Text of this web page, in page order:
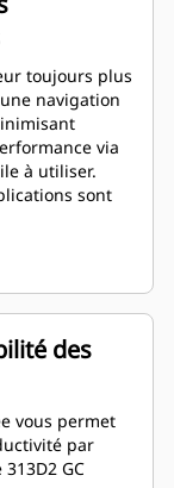
toujours plus
navigation
via
à utiliser.
sont
dans le
défilement
affiché et que
la vue caméra
le moniteur
et les
au
des
vous permet
par
GC